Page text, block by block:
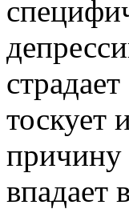
тоскует
причину
впадает